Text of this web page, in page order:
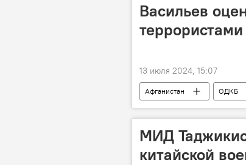
Васильев
13 июля 2024, 15:07
Афганистан ОДКБ
МИД
китайской